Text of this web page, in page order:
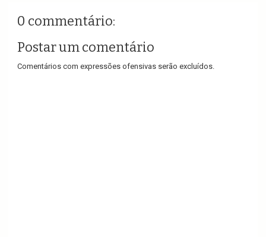
0 commentário:
Postar um comentário
Comentários com expressões ofensivas serão excluídos.